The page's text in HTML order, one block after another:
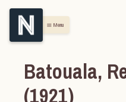
menu Menu
Batouala,
(1921)